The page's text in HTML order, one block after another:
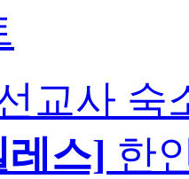
교사 숙
스] 한